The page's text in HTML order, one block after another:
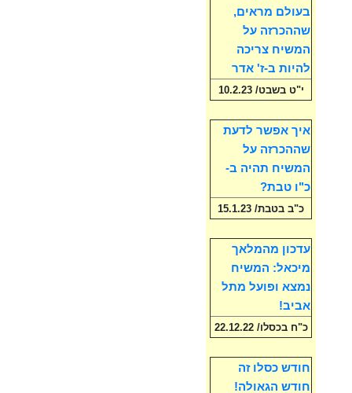
בעולם מראים,
שההכרזה על
המשיח צריכה
להיות ב-ז' אדר
י"ט בשבט/ 10.2.23
איך אפשר לדעת
שההכרזה על
המשיח תהיה ב-
כ"ו טבת?
כ"ב בטבת/ 15.1.23
עדכון מהמלאך
מיכאל: המשיח
נמצא ופועל מתל
אביב!
כ"ח בכסלו/ 22.12.22
חודש כסלו זה
חודש הגאולה!